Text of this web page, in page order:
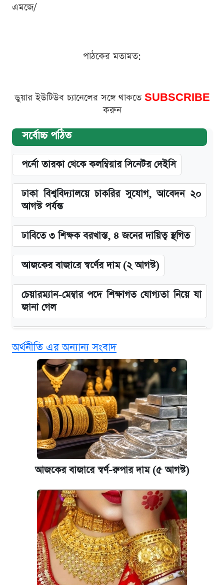
এমজে/
পাঠকের মতামত:
ডুয়ার ইউটিউব চ্যানেলের সঙ্গে থাকতে SUBSCRIBE
করুন
সর্বোচ্চ পঠিত
পর্নো তারকা থেকে কলম্বিয়ার সিনেটর দেইসি
ঢাকা বিশ্ববিদ্যালয়ে চাকরির সুযোগ, আবেদন ২০
আগস্ট পর্যন্ত
ঢাবিতে ৩ শিক্ষক বরখাস্ত, ৪ জনের দায়িত্ব স্থগিত
আজকের বাজারে স্বর্ণের দাম (২ আগস্ট)
চেয়ারম্যান-মেম্বার পদে শিক্ষাগত যোগ্যতা নিয়ে যা
জানা গেল
ভাতা
ঢাবির সূর্যসেন হলে সমকামিতার অভিযোগে দুইজন
আটক
দেশের বাজারে ফের বেড়েছে সোনার দাম
‘গুলশানের চামেলি’ তে যৌনকর্মীর দালাল অ্যাডলফ
ভাতা-উপবৃত্তির আবেদন শুরু, জেনে নিন পদ্ধতি
আজ শুক্রবার রাজধানীর যেসব মার্কেট-দোকানপাট
কবে শুরু হচ্ছে ঢাবির ভর্তি আবেদন, জানাল কর্তৃপক্ষ
অর্থনীতি এর অন্যান্য সংবাদ
আজকের বাজারে স্বর্ণ-রুপার দাম (৫ আগস্ট)